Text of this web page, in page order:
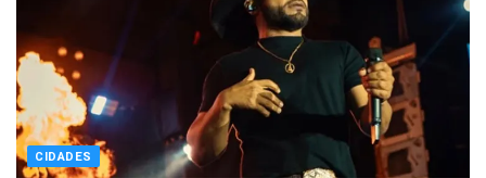
CIDADES